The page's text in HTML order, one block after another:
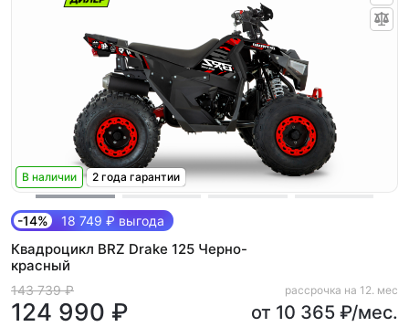
В наличии 2 года гарантии
-14% 18 749 ₽ выгода
Квадроцикл BRZ Drake 125 Черно-
красный
143 739 ₽
124 990 ₽
рассрочка на 12. мес
от 10 365 ₽/мес.